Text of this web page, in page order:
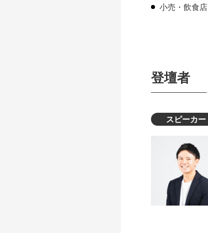
小売・飲食
登壇者
スピーカー